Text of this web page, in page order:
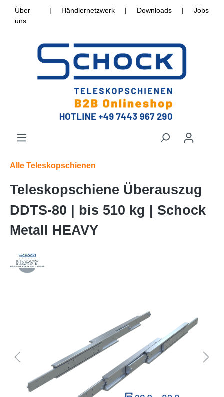
Über
uns
| Händlernetzwerk | Downloads | Jobs
Alle Teleskopschienen
Teleskopschiene Überauszug
DDTS-80 | bis 510 kg | Schock
Metall HEAVY